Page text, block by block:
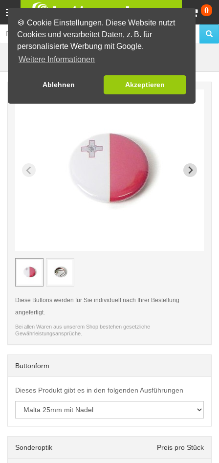
🍪 Cookie Einstellungen. Diese Website nutzt
Cookies und verarbeitet Daten, z. B. für
personalisierte Werbung mit Google.
Weitere Informationen
Ablehnen Akzeptieren
0
Fertig-Sortiment Flaggen
< /picture>
Diese Buttons werden für Sie individuell nach Ihrer Bestellung
angefertigt.
Bei allen Waren aus unserem Shop bestehen gesetzliche
Gewährleistungsansprüche.
Buttonform
Dieses Produkt gibt es in den folgenden Ausführungen
Sonderoptik Preis pro Stück